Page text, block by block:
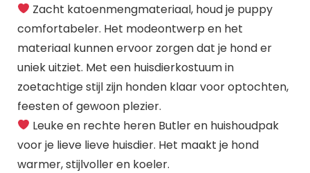
Zacht katoenmengmateriaal, houd je puppy
comfortabeler. Het modeontwerp en het
materiaal kunnen ervoor zorgen dat je hond er
uniek uitziet. Met een huisdierkostuum in
zoetachtige stijl zijn honden klaar voor optochten,
feesten of gewoon plezier.
Leuke en rechte heren Butler en huishoudpak
voor je lieve lieve huisdier. Het maakt je hond
warmer, stijlvoller en koeler.